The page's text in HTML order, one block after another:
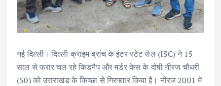
नई दिल्ली। दिल्ली क्राइम ब्रांच के इंटर स्टेट सेल (ISC) ने 15
साल से फरार चल रहे किडनैप और मर्डर केस के दोषी नीरज चौधरी
(50) को उत्तराखंड के किच्छा से गिरफ्तार किया है। नीरज 2001 में